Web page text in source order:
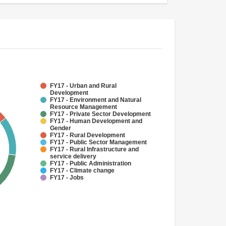
FY17 - Urban and Rural
Development
FY17 - Environment and Natural
Resource Management
FY17 - Private Sector Development
FY17 - Human Development and
Gender
FY17 - Rural Development
FY17 - Public Sector Management
FY17 - Rural Infrastructure and
service delivery
FY17 - Public Administration
FY17 - Climate change
FY17 - Jobs